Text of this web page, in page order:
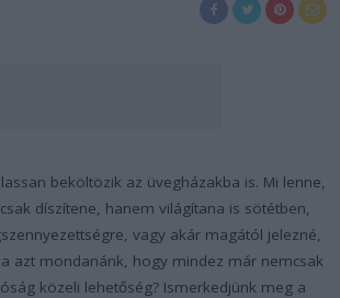
beköltözik az üvegházakba is. Mi lenne,
díszítene, hanem világítana is sötétben,
vagy akár magától jelezné,
azt mondanánk, hogy mindez már nemcsak
közeli lehetőség? Ismerkedjünk meg a